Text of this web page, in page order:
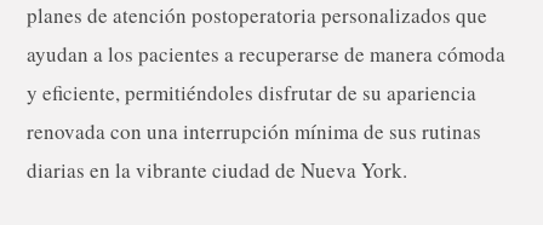
planes de atención postoperatoria personalizados que
ayudan a los pacientes a recuperarse de manera cómoda
y eficiente, permitiéndoles disfrutar de su apariencia
renovada con una interrupción mínima de sus rutinas
diarias en la vibrante ciudad de Nueva York.